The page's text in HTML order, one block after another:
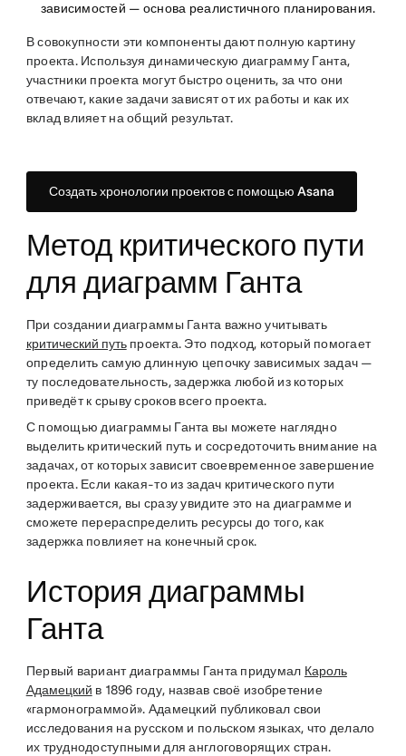
зависимостей — основа реалистичного планирования.
В совокупности эти компоненты дают полную картину
проекта. Используя динамическую диаграмму Ганта,
участники проекта могут быстро оценить, за что они
отвечают, какие задачи зависят от их работы и как их
вклад влияет на общий результат.
Создать хронологии проектов с помощью Asana
Метод критического пути
для диаграмм Ганта
При создании диаграммы Ганта важно учитывать
критический путьпроекта. Это подход, который помогает
определить самую длинную цепочку зависимых задач —
ту последовательность, задержка любой из которых
приведёт к срыву сроков всего проекта.
С помощью диаграммы Ганта вы можете наглядно
выделить критический путь и сосредоточить внимание на
задачах, от которых зависит своевременное завершение
проекта. Если какая-то из задач критического пути
задерживается, вы сразу увидите это на диаграмме и
сможете перераспределить ресурсы до того, как
задержка повлияет на конечный срок.
История диаграммы
Ганта
Первый вариант диаграммы Ганта придумал Кароль
Адамецкий в 1896 году, назвав своё изобретение
«гармонограммой». Адамецкий публиковал свои
исследования на русском и польском языках, что делало
их труднодоступными для англоговорящих стран.